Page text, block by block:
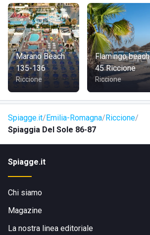
Marano Beach
135-136
Riccione
Flamingo beach
45 Riccione
Riccione
Spiagge.it Emilia-Romagna Riccione
Spiaggia Del Sole 86-87
Spiagge.it
Chi siamo
Magazine
La nostra linea editoriale